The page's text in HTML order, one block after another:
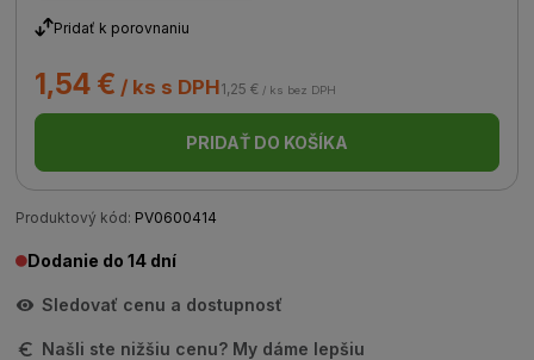
Pridať k porovnaniu
1,54 € / ks s DPH1,25 € / ks bez DPH
PRIDAŤ DO KOŠÍKA
Produktový kód: PV0600414
Dodanie do 14 dní
Sledovať cenu a dostupnosť
Našli ste nižšiu cenu? My dáme lepšiu